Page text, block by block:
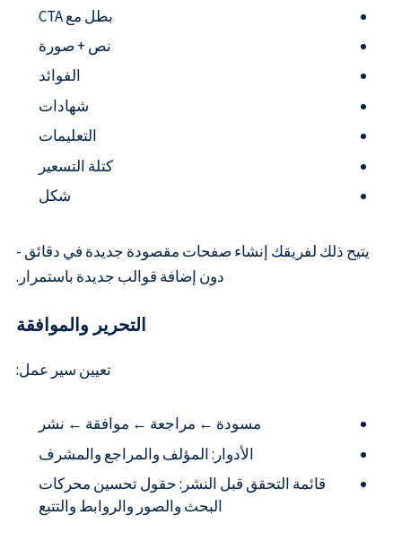
بطل مع CTA
نص + صورة
الفوائد
شهادات
التعليمات
كتلة التسعير
شكل
يتيح ذلك لفريقك إنشاء صفحات مقصودة جديدة في دقائق -
دون إضافة قوالب جديدة باستمرار.
التحرير والموافقة
تعيين سير عمل:
مسودة ← مراجعة ← موافقة ← نشر
الأدوار: المؤلف والمراجع والمشرف
قائمة التحقق قبل النشر: حقول تحسين محركات
البحث والصور والروابط والتتبع